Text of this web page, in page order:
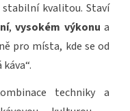
kvalitou. Staví
, vysokém výkonu a
pro místa, kde se od
techniky a